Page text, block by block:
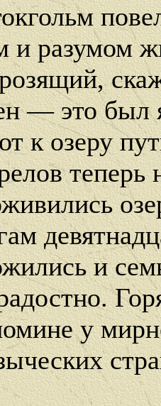
это был
озеру путь
теперь
и семь
Горя
у